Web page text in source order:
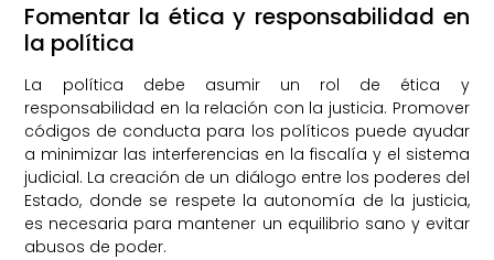
Fomentar la ética y responsabilidad en
la política
La política debe asumir un rol de ética y
responsabilidad en la relación con la justicia. Promover
códigos de conducta para los políticos puede ayudar
a minimizar las interferencias en la fiscalía y el sistema
judicial. La creación de un diálogo entre los poderes del
Estado, donde se respete la autonomía de la justicia,
es necesaria para mantener un equilibrio sano y evitar
abusos de poder.